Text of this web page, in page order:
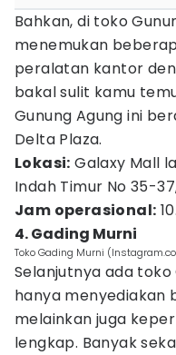
Bahkan, di toko
menemukan
peralatan kantor
bakal sulit kamu
Gunung Agung ini
Delta Plaza.
Lokasi: Galaxy Mall
Indah Timur No 35-
Jam operasional:
4. Gading Murni
Toko Gading Murni
Selanjutnya ada
hanya menyediakan
melainkan juga
lengkap. Banyak